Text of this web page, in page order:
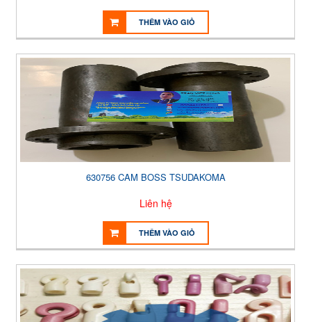
THÊM VÀO GIỎ
630756 CAM BOSS TSUDAKOMA
Liên hệ
THÊM VÀO GIỎ